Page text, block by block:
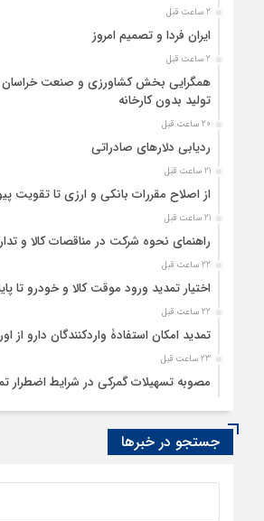
2 ساعت قبل
ایران فردا و تصمیم امروز
2 ساعت قبل
همگرایی بخش کشاورزی و صنعت خراسان
تولید بدون کارخانه
20 ساعت قبل
ردیابی دلارهای صادراتی
21 ساعت قبل
از اصلاح مقررات بانکی و ارزی تا تقویت
21 ساعت قبل
راهنمای نحوه شرکت در مناقصات کالا و
22 ساعت قبل
اختیار تمدید ورود موقت کالا و خودرو تا
22 ساعت قبل
تمدید امکان استفادۀ واردکنندگان دارو از
23 ساعت قبل
مصوبه تسهیلات گمرکی در شرایط اضطرار
جستجو در خبرها